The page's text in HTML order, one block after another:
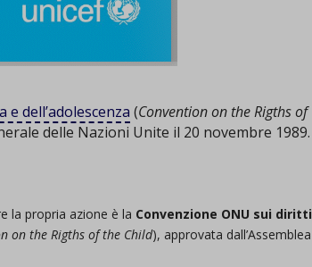
dell’adolescenza (Convention on the Rigths of
delle Nazioni Unite il 20 novembre 1989.
la propria azione è la Convenzione ONU sui diritti
on the Rigths of the Child), approvata dall’Assemblea